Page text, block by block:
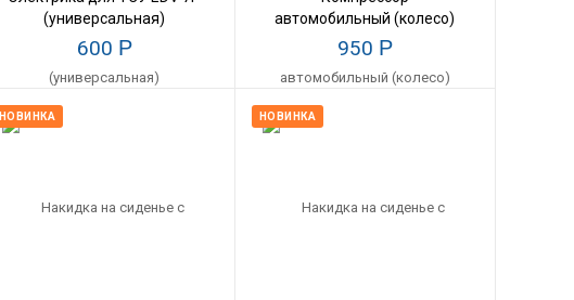
(универсальная)
600 Р
автомобильный (колесо)
950 Р
НОВИНКА НОВИНКА